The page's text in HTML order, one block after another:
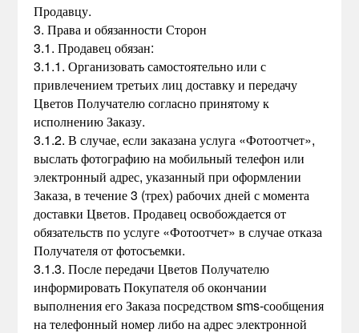
Продавцу.
3. Права и обязанности Сторон
3.1. Продавец обязан:
3.1.1. Организовать самостоятельно или с
привлечением третьих лиц доставку и передачу
Цветов Получателю согласно принятому к
исполнению Заказу.
3.1.2. В случае, если заказана услуга «Фотоотчет»,
выслать фотографию на мобильный телефон или
электронный адрес, указанный при оформлении
Заказа, в течение 3 (трех) рабочих дней с момента
доставки Цветов. Продавец освобождается от
обязательств по услуге «Фотоотчет» в случае отказа
Получателя от фотосъемки.
3.1.3. После передачи Цветов Получателю
информировать Покупателя об окончании
выполнения его Заказа посредством sms-сообщения
на телефонный номер либо на адрес электронной